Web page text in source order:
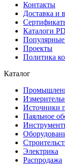
Контакты
Доставка и
Каталоги
Популярные
Проекты
Политика
Каталог
Источники
Паяльное
Электрика
Распродажа